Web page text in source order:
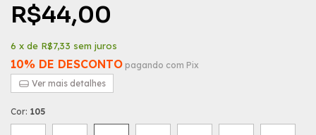
R$44,00
6 x de R$7,33 sem juros
10% DE DESCONTO pagando com Pix
Ver mais detalhes
Cor: 105